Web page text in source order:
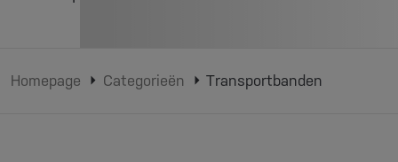
Homepage Categorieën Transportbanden